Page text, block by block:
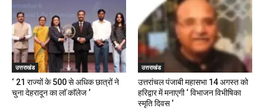
उत्तराखंड
‘ 21 राज्यों के 500 से अधिक छात्रों ने
चुना देहरादून का लाॅ काॅलेज ‘
उत्तराखंड
उत्तरांचल पंजाबी महासभा 14 अगस्त को
हरिद्वार में मनाएगी ‘ विभाजन विभीषिका
स्मृति दिवस ‘